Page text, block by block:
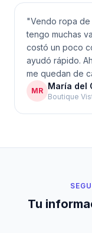
"Vendo ropa
tengo muchas
costó un poco
ayudó rápido.
me quedan de
MR María del
Boutique
Tu